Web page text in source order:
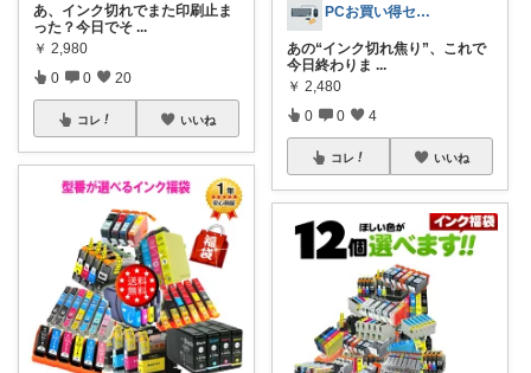
あ、インク切れでまた印刷止ま
った？今日でそ ...
￥ 2,980
0 0 20
コレ いいね
PCお買い得セレクト
あの“インク切れ焦り”、これで
今日終わりま ...
￥ 2,480
0 0 4
コレ いいね